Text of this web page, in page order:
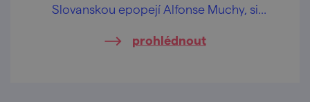
Slovanskou epopejí Alfonse Muchy, si
památkových objektů po celé republice až
prohlédnout